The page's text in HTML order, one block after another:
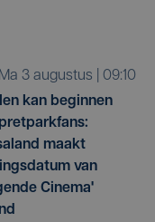
ma 3 augustus | 09:10
kan beginnen
maakt
van
Cinema'